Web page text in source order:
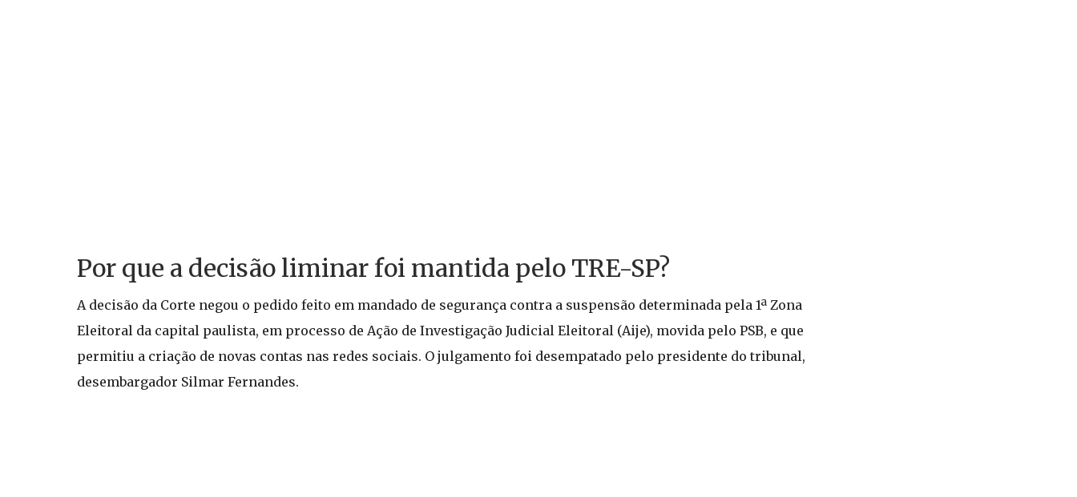
Por que a decisão liminar foi mantida pelo TRE-SP?
A decisão da Corte negou o pedido feito em mandado de segurança contra a suspensão determinada pela 1ª Zona
Eleitoral da capital paulista, em processo de Ação de Investigação Judicial Eleitoral (Aije), movida pelo PSB, e que
permitiu a criação de novas contas nas redes sociais. O julgamento foi desempatado pelo presidente do tribunal,
desembargador Silmar Fernandes.